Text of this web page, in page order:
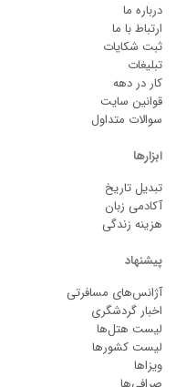
درباره ما
ارتباط با ما
ثبت شکایات
تبلیغات
کار در دهه
قوانین سایت
سوالات متداول
ابزارها
تبدیل تاریخ
آکادمی زبان
هزینه زندگی
پیشنهاد
آژانس‌های مسافرتی
اخبار گردشگری
لیست هتل‌ها
لیست کشورها
ویزاها